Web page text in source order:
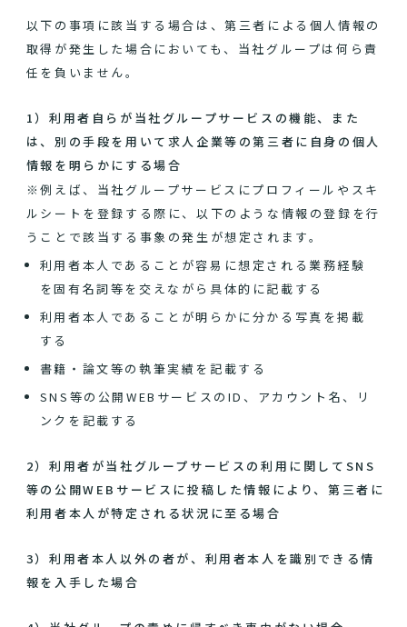
以下の事項に該当する場合は、第三者による個人情報の
取得が発生した場合においても、当社グループは何ら責
任を負いません。
1）利用者自らが当社グループサービスの機能、また
は、別の手段を用いて求人企業等の第三者に自身の個人
情報を明らかにする場合
※例えば、当社グループサービスにプロフィールやスキ
ルシートを登録する際に、以下のような情報の登録を行
うことで該当する事象の発生が想定されます。
利用者本人であることが容易に想定される業務経験
を固有名詞等を交えながら具体的に記載する
利用者本人であることが明らかに分かる写真を掲載
する
書籍・論文等の執筆実績を記載する
SNS等の公開WEBサービスのID、アカウント名、リ
ンクを記載する
2）利用者が当社グループサービスの利用に関してSNS
等の公開WEBサービスに投稿した情報により、第三者に
利用者本人が特定される状況に至る場合
3）利用者本人以外の者が、利用者本人を識別できる情
報を入手した場合